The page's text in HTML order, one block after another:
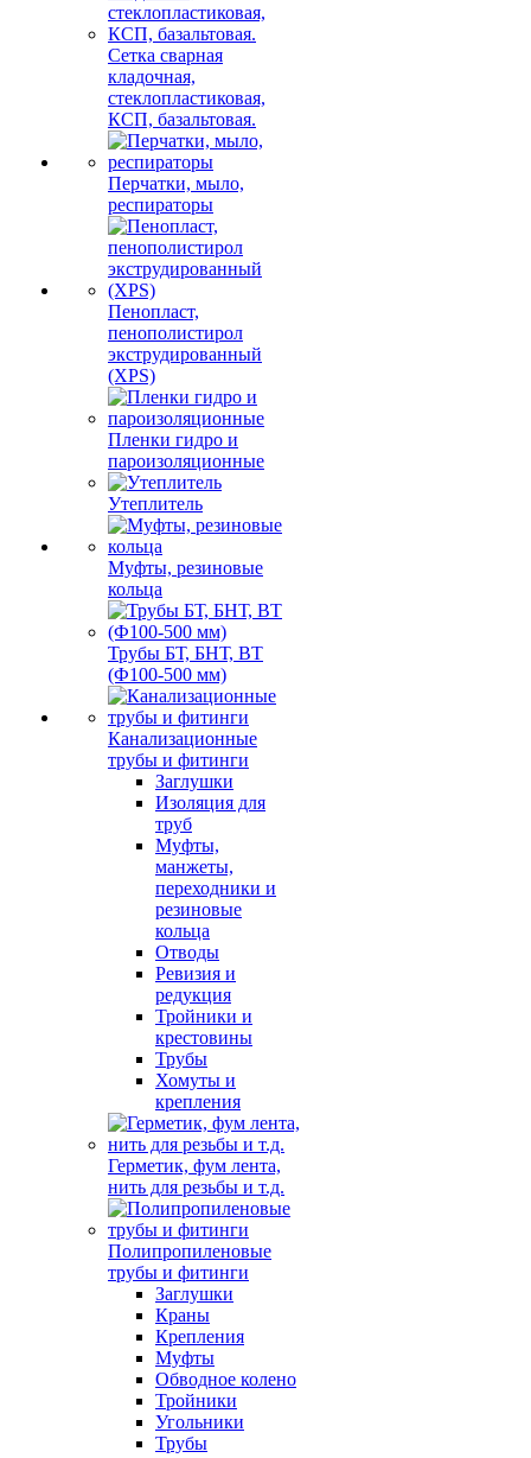
Сетка сварная
кладочная,
стеклопластиковая,
КСП, базальтовая.
Перчатки, мыло,
респираторы
Пенопласт,
пенополистирол
экструдированный
(XPS)
Пленки гидро и
пароизоляционные
Утеплитель
Муфты, резиновые
кольца
Трубы БТ, БНТ, ВТ
(Ф100-500 мм)
Канализационные
трубы и фитинги
Заглушки
Изоляция для
труб
Муфты,
манжеты,
переходники и
резиновые
кольца
Отводы
Ревизия и
редукция
Тройники и
крестовины
Трубы
Хомуты и
крепления
Герметик, фум лента,
нить для резьбы и т.д.
Полипропиленовые
трубы и фитинги
Заглушки
Краны
Крепления
Муфты
Обводное колено
Тройники
Угольники
Трубы